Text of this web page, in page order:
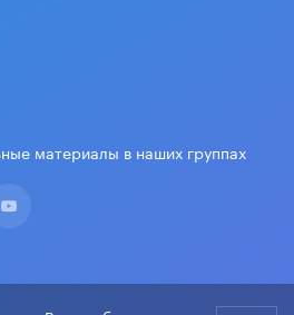
материалы в наших группах